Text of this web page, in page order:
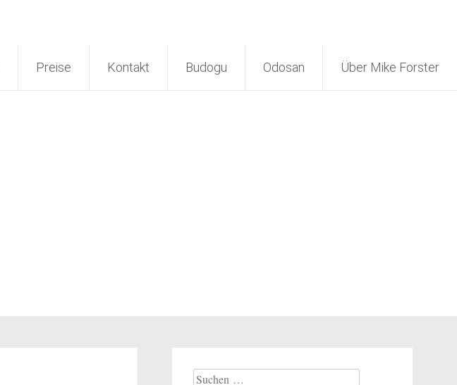
Preise Kontakt Budogu Odosan Über Mike Forster
Suchen